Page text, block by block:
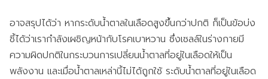
อาจสรุปได้ว่า หากระดับน้ำตาลในเลือดสูงขึ้นกว่าปกติ ก็เป็นข้อบ่ง
ชี้ได้ว่าเรากำลังเผชิญหน้ากับโรคเบาหวาน ซึ่งเซลล์ในร่างกายมี
ความผิดปกติในกระบวนการเปลี่ยนน้ำตาลที่อยู่ในเลือดให้เป็น
พลังงาน และเมื่อน้ำตาลเหล่านี้ไม่ได้ถูกใช้ ระดับน้ำตาลที่อยู่ในเลือด